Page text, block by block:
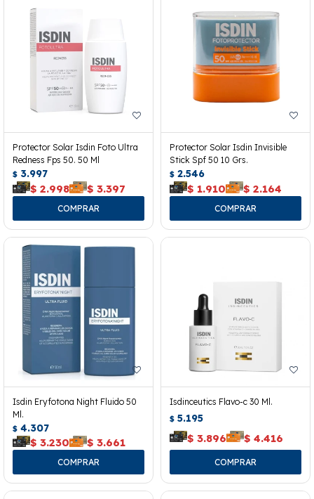
Protector Solar Isdin Foto Ultra
Redness Fps 50. 50 Ml
$ 3.997
$ 2.998 $ 3.397
Protector Solar Isdin Invisible
Stick Spf 50 10 Grs.
$ 2.546
$ 1.910 $ 2.164
Isdin Eryfotona Night Fluido 50
Ml.
$ 4.307
$ 3.230 $ 3.661
Isdinceutics Flavo-c 30 Ml.
$ 5.195
$ 3.896 $ 4.416